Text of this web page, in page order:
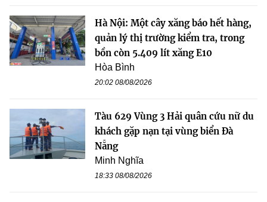
Hà Nội: Một cây xăng báo hết hàng,
quản lý thị trường kiểm tra, trong
bồn còn 5.409 lít xăng E10
Hòa Bình
20:02 08/08/2026
Tàu 629 Vùng 3 Hải quân cứu nữ du
khách gặp nạn tại vùng biển Đà
Nẵng
Minh Nghĩa
18:33 08/08/2026